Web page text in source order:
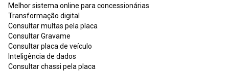
Melhor sistema online para concessionárias
Transformação digital
Consultar multas pela placa
Consultar Gravame
Consultar placa de veículo
Inteligência de dados
Consultar chassi pela placa